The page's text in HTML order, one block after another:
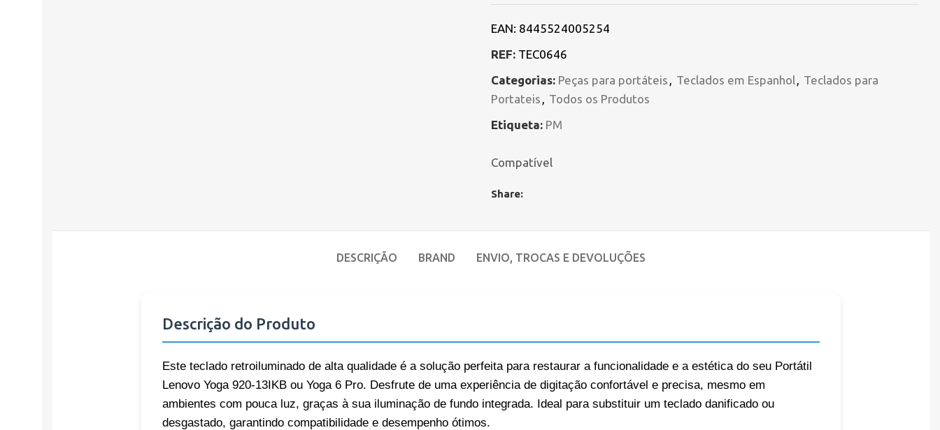
EAN: 8445524005254
REF: TEC0646
Categorias: Peças para portáteis , Teclados em Espanhol, Teclados para
Portateis , Todos os Produtos
Etiqueta: PM
Compatível
Share:
DESCRIÇÃO BRAND ENVIO, TROCAS E DEVOLUÇÕES
Descrição do Produto
Este teclado retroiluminado de alta qualidade é a solução perfeita para restaurar a funcionalidade e a estética do seu Portátil
Lenovo Yoga 920-13IKB ou Yoga 6 Pro. Desfrute de uma experiência de digitação confortável e precisa, mesmo em
ambientes com pouca luz, graças à sua iluminação de fundo integrada. Ideal para substituir um teclado danificado ou
desgastado, garantindo compatibilidade e desempenho ótimos.